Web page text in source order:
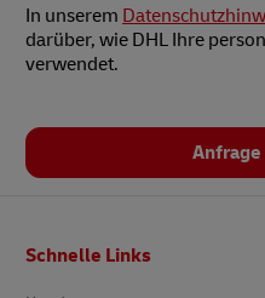
In unserem
darüber, wie DHL Ihre
verwendet.
Schnelle Links